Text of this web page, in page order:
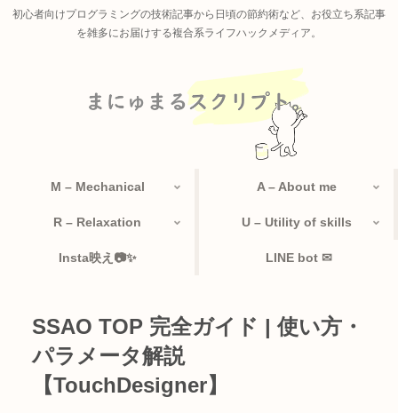
初心者向けプログラミングの技術記事から日頃の節約術など、お役立ち系記事
を雑多にお届けする複合系ライフハックメディア。
M – Mechanical A – About me
R – Relaxation U – Utility of skills
Insta映え📷✨ LINE bot ✉
SSAO TOP 完全ガイド | 使い方・
パラメータ解説
【TouchDesigner】